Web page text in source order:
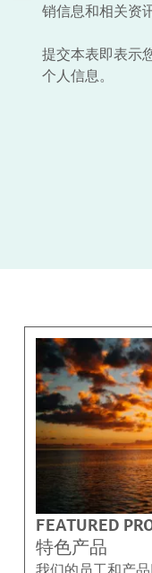
销信息和相关资讯
提交本表即表示
个人信息。
FEATURED
特色产品